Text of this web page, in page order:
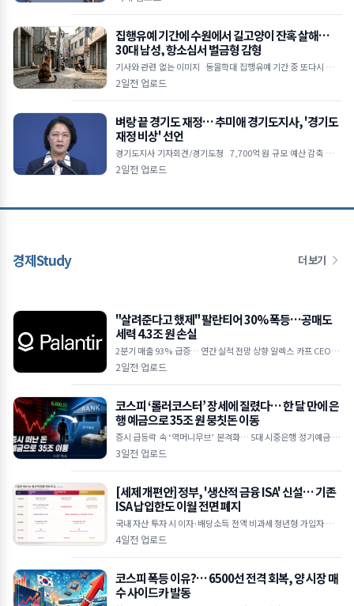
집행유예 기간에 수원에서 길고양이 잔혹 살해…
30대 남성, 항소심서 벌금형 감형
기사와 관련 없는 이미지 동물학대 집행유예 기간 중 또다시 고양
이 살해 범행 저질러 1심에서 징역 4개월 실형 선고받았으나 2심서
2일전 업로드
벼랑 끝 경기도 재정… 추미애 경기도지사, '경기도
재정 비상' 선언
경기도지사 기자회견/경기도청 7,700억 원 규모 예산 감축 불가
피 지방채 발행 한도 턱밑… 기금 바닥나 업무 경비 축소 및 불요불
2일전 업로드
경제Study 더 보기
"살려준다고 했제" 팔란티어 30% 폭등…공매도
세력 4.3조 원 손실
2분기 매출 93% 급증… 연간 실적 전망 상향 알렉스 카프 CEO "A
I 수요 상상을 초월하는 수준" 하루 만에 30억 달러 손실… 공매도
2일전 업로드
코스피 ‘롤러코스터’ 장세에 질렸다… 한 달 만에 은
행 예금으로 35조 원 뭉칫돈 이동
증시 급등락 속 ‘역머니무브’ 본격화… 5대 시중은행 정기예금 35
조 원 급증 한국은행 기준금리 인상 여파, 연 3%대 예금 금리 매력
3일전 업로드
[세제 개편안] 정부, '생산적 금융 ISA' 신설… 기존
ISA 납입한도 이월 전면 폐지
국내 자산 투자 시 이자·배당소득 전액 비과세 청년형 가입자 납입
액 10% 추가 소득공제 기존 일반 ISA는 납입한도 이월 폐지 및 최
4일전 업로드
코스피 폭등 이유?… 6500선 전격 회복, 양 시장 매
수 사이드카 발동